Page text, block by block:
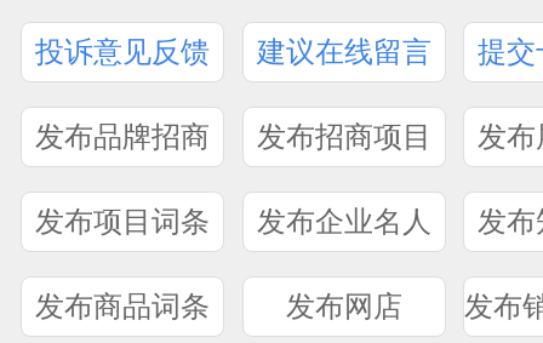
投诉意见反馈 建议在线留言 提交
发布品牌招商 发布招商项目 发
发布项目词条 发布企业名人 发
发布商品词条 发布网店